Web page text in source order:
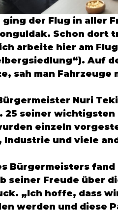
ging der Flug in aller
Schon dort
arbeite hier am
“). Auf
sah man Fahrzeuge
Nuri
25 seiner
einzeln
und viele
Bürgermeisters
seiner Freude über
„Ich hoffe, dass
werden und diese